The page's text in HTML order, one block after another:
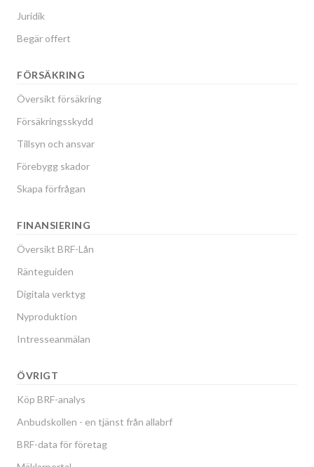
Juridik
Begär offert
FÖRSÄKRING
Översikt försäkring
Försäkringsskydd
Tillsyn och ansvar
Förebygg skador
Skapa förfrågan
FINANSIERING
Översikt BRF-Lån
Ränteguiden
Digitala verktyg
Nyproduktion
Intresseanmälan
ÖVRIGT
Köp BRF-analys
Anbudskollen - en tjänst från allabrf
BRF-data för företag